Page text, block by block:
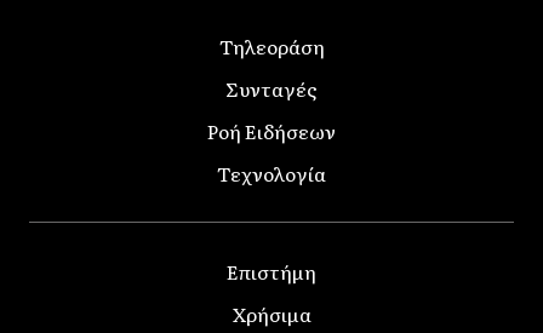
Τηλεοράση
Συνταγές
Ροή Ειδήσεων
Τεχνολογία
Επιστήμη
Χρήσιμα